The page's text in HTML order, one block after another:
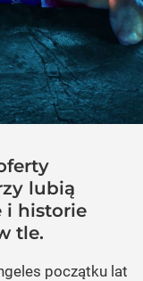
lubią
i historie
tle.
początku lat